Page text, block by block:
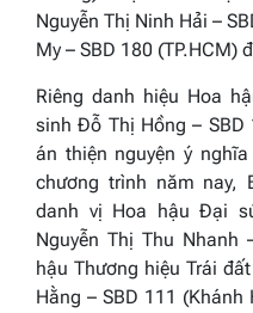
Nguyễn Thị Ninh Hải –
My – SBD 180 (TP.HCM)
Riêng danh hiệu Hoa
sinh Đỗ Thị Hồng –
án thiện nguyện ý
chương trình năm nay,
danh vị Hoa hậu Đại
Nguyễn Thị Thu Nhanh
hậu Thương hiệu Trái
Hằng – SBD 111